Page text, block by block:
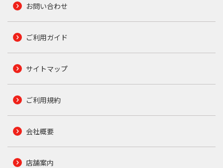
お問い合わせ
ご利用ガイド
サイトマップ
ご利用規約
会社概要
店舗案内